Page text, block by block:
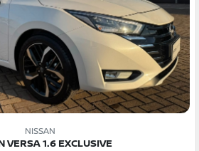
NISSAN
VERSA 1.6 EXCLUSIVE